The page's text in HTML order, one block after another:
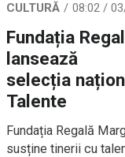
CULTURĂ 08:02 /
Fundația
lansează
selecția
Talente
Fundația Regală
susține tinerii cu